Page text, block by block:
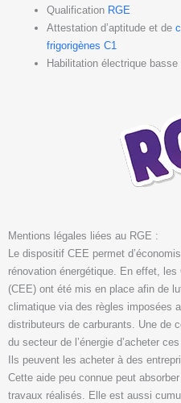
Qualification RGE
Attestation d’aptitude et de
frigorigènes C1
Habilitation électrique basse
Mentions légales liées au RGE :
Le dispositif CEE permet
rénovation énergétique. En effet, les
(CEE) ont été mis en place afin de
climatique via des règles imposées
distributeurs de carburants. Une de
du secteur de l’énergie d’acheter
Ils peuvent les acheter à des
Cette aide peu connue peut
travaux réalisés. Elle est aussi